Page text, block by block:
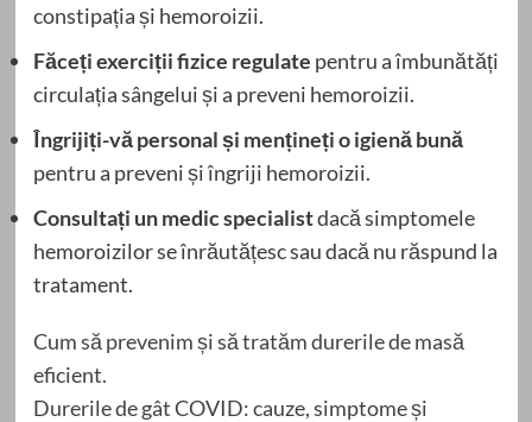
constipația și hemoroizii.
Făceți exerciții fizice regulate pentru a îmbunătăți
circulația sângelui și a preveni hemoroizii.
Îngrijiți-vă personal și mențineți o igienă bună
pentru a preveni și îngriji hemoroizii.
Consultați un medic specialistdacă simptomele
hemoroizilor se înrăutățesc sau dacă nu răspund la
tratament.
Cum să prevenim și să tratăm durerile de masă
eficient.
Durerile de gât COVID: cauze, simptome și